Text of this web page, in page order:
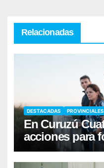
Relacionadas
DESTACADAS PROVINCIALES
En Curuzú
acciones para
infraestructura